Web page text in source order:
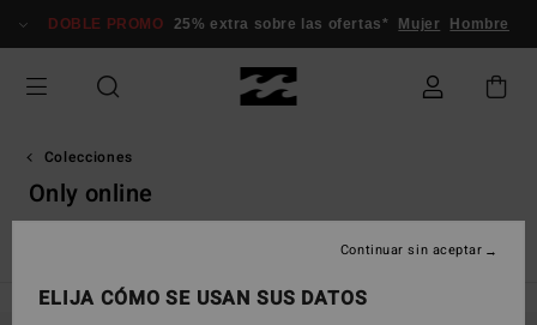
selección
cuadrícula
productos
DOBLE PROMO 25% extra sobre las ofertas* Mujer Hombre
Colecciones
Only online
Since '73 Otis Carey
ELIJA CÓMO SE USAN SUS DATOS
Continuar sin aceptar